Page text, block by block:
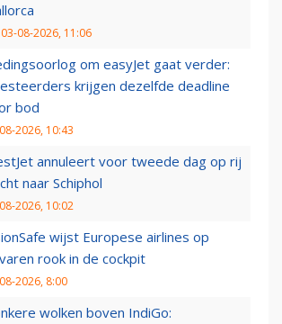
03-08-2026, 11:06
om easyJet gaat verder:
krijgen dezelfde deadline
bod
2026, 10:43
annuleert voor tweede dag op rij
naar Schiphol
2026, 10:02
wijst Europese airlines op
rook in de cockpit
2026, 8:00
wolken boven IndiGo: